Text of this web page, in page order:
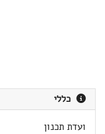
כללי
ועדת תכנון